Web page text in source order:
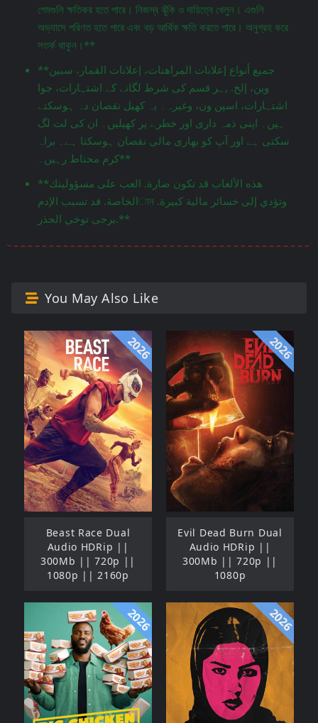
গেমগুলি ক্ষতিকর হতে পারে। নিজস্ব ঝুঁকি ও দায়িত্বে খেলুন। এগুলি
অভ্যাসে পরিণত হতে পারে এবং বড় আর্থিক ক্ষতি করতে পারে। অনুগ্রহ করে
সতর্ক থাকুন।**
**جميع أنواع إعلانات المراهنات، إعلانات القمار، سبين
وين، إلخ. ,ہر قسم کی شرط لگانے کے اشتہارات، جوا
اشتہارات، اسپن ون، وغیرہ۔ یہ کھیل نقصان دہ ہوسکتے
ہیں۔ اپنی ذمہ داری اور خطرے پر کھیلیں۔ ان کی لت لگ
سکتی ہے اور آپ کو بھاری مالی نقصان ہوسکتا ہے۔ براہ
کرم محتاط رہیں۔**
**هذه الألعاب قد تكون ضارة. العب على مسؤوليتك
الخاصة. قد تسبب الإدمান وتؤدي إلى خسائر مالية كبيرة.
يرجى توخي الحذر.**
You May Also Like
2026
Beast Race Dual
Audio HDRip ||
300Mb || 720p ||
1080p || 2160p
2026
Evil Dead Burn Dual
Audio HDRip ||
300Mb || 720p ||
1080p
2026 2026